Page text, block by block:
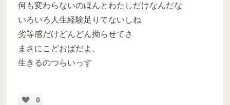
何も変わらないのほんとわたしだけなんだな
いろいろ人生経験足りてないしね
劣等感だけどんどん拗らせてさ
まさにこどおばだよ、
生きるのつらいっす
0